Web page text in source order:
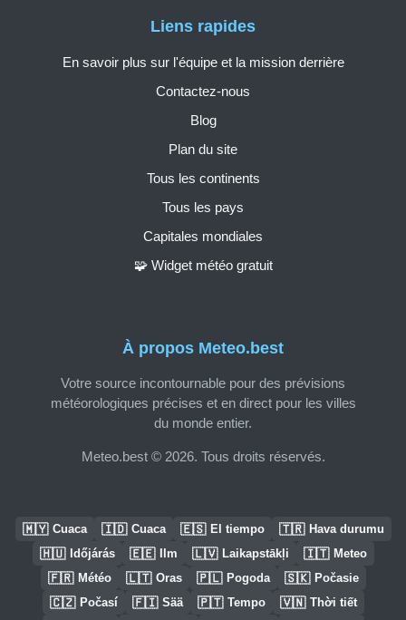
À propos Meteo.best
Votre source incontournable pour des prévisions
météorologiques précises et en direct pour les villes
du monde entier.
Meteo.best © 2026. Tous droits réservés.
Liens rapides
En savoir plus sur l'équipe et la mission derrière
Contactez-nous
Blog
Plan du site
Tous les continents
Tous les pays
Capitales mondiales
🧩 Widget météo gratuit
🇲🇾 Cuaca 🇮🇩 Cuaca 🇪🇸 El tiempo 🇹🇷 Hava durumu
🇭🇺 Időjárás 🇪🇪 Ilm 🇱🇻 Laikapstākļi 🇮🇹 Meteo
🇫🇷 Météo 🇱🇹 Oras 🇵🇱 Pogoda 🇸🇰 Počasie
🇨🇿 Počasí 🇫🇮 Sää 🇵🇹 Tempo 🇻🇳 Thời tiết